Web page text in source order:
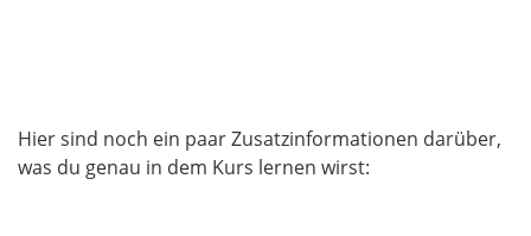
Hier sind noch ein paar Zusatzinformationen darüber,
was du genau in dem Kurs lernen wirst: